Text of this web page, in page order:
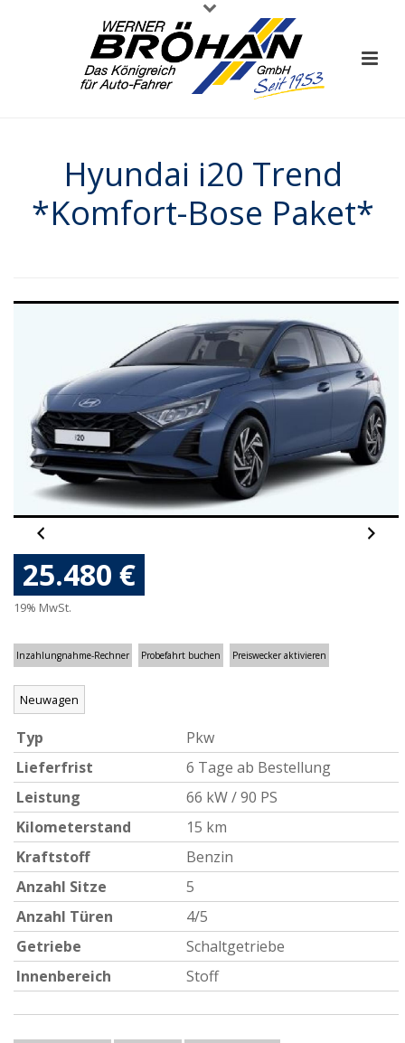
Hyundai i20 Trend
*Komfort-Bose Paket*
25.480 €
19% MwSt.
Inzahlungnahme-Rechner Probefahrt buchen Preiswecker aktivieren
Neuwagen
Typ
Pkw
Lieferfrist
6 Tage ab Bestellung
Leistung
66 kW / 90 PS
Kilometerstand
15 km
Kraftstoff
Benzin
Anzahl Sitze
5
Anzahl Türen
4/5
Getriebe
Schaltgetriebe
Innenbereich
Stoff